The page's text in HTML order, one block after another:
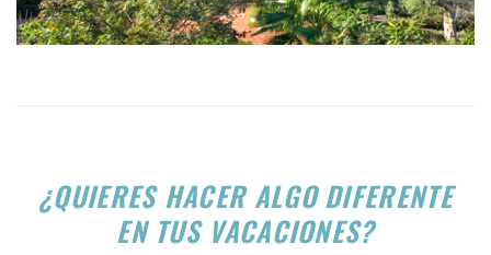
¿QUIERES HACER ALGO DIFERENTE
EN TUS VACACIONES?